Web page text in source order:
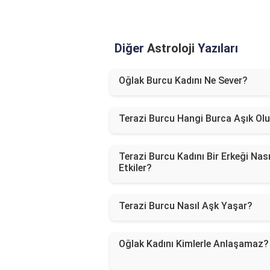
Diğer Astroloji Yazıları
Oğlak Burcu Kadını Ne Sever?
Terazi Burcu Hangi Burca Aşık
Terazi Burcu Kadını Bir Erkeği
Etkiler?
Terazi Burcu Nasıl Aşk Yaşar?
Oğlak Kadını Kimlerle Anlaşamaz?